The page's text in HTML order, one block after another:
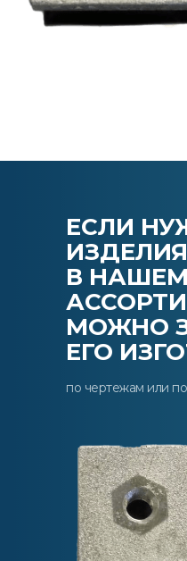
ЕСЛИ
В НАШЕМ
МОЖНО
ЕГО
по чертежам или